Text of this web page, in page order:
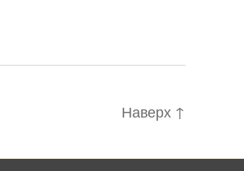
Наверх ↑